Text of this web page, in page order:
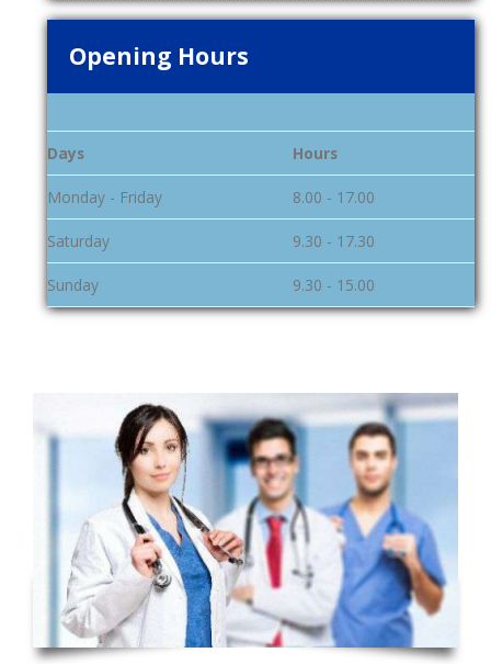
Opening Hours
Days Hours
Monday - Friday 8.00 - 17.00
Saturday 9.30 - 17.30
Sunday 9.30 - 15.00